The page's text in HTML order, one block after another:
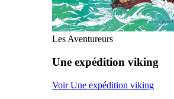
Les Aventureurs
Une expédition viking
Voir Une expédition viking